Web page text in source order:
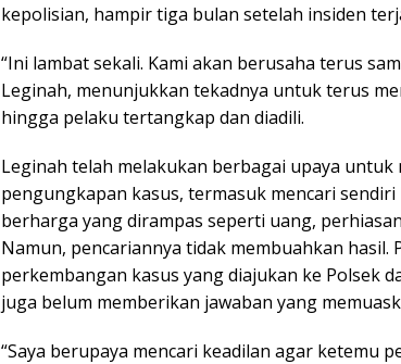
kepolisian, hampir tiga bulan setelah insiden
“Ini lambat sekali. Kami akan berusaha terus
Leginah, menunjukkan tekadnya untuk terus
hingga pelaku tertangkap dan diadili.
Leginah telah melakukan berbagai upaya untuk
pengungkapan kasus, termasuk mencari
berharga yang dirampas seperti uang,
Namun, pencariannya tidak membuahkan hasil.
perkembangan kasus yang diajukan ke Polsek
juga belum memberikan jawaban yang
“Saya berupaya mencari keadilan agar ketemu